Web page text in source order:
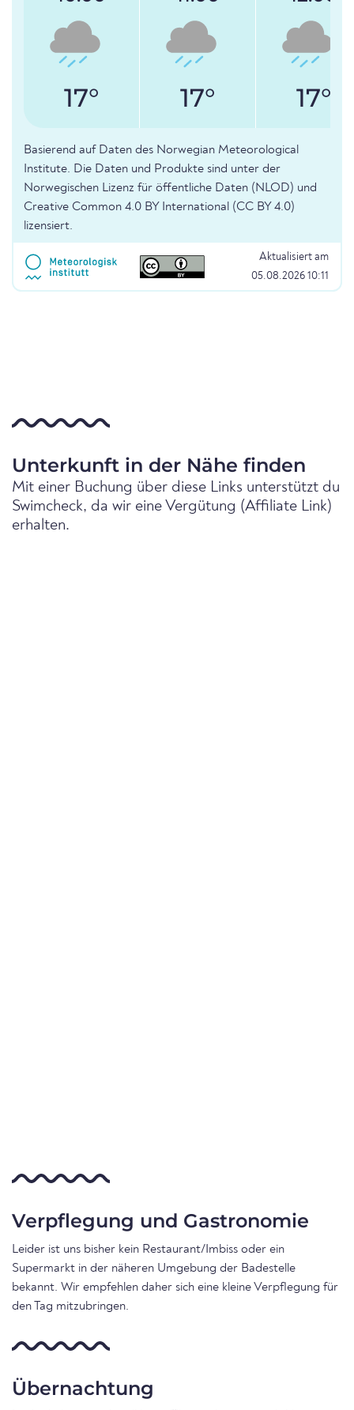
17° 17° 17°
Basierend auf Daten des Norwegian Meteorological
Institute. Die Daten und Produkte sind unter der
Norwegischen Lizenz für öffentliche Daten (NLOD) und
Creative Common 4.0 BY International (CC BY 4.0)
lizensiert.
Aktualisiert am
05.08.2026 10:11
Unterkunft in der Nähe finden
Mit einer Buchung über diese Links unterstützt du
Swimcheck, da wir eine Vergütung (Affiliate Link)
erhalten.
Verpflegung und Gastronomie
Leider ist uns bisher kein Restaurant/Imbiss oder ein
Supermarkt in der näheren Umgebung der Badestelle
bekannt. Wir empfehlen daher sich eine kleine Verpflegung für
den Tag mitzubringen.
Übernachtung